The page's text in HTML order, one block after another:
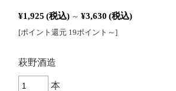
¥1,925 (税込) ～ ¥3,630 (税込)
[ポイント還元 19ポイント～]
萩野酒造
本